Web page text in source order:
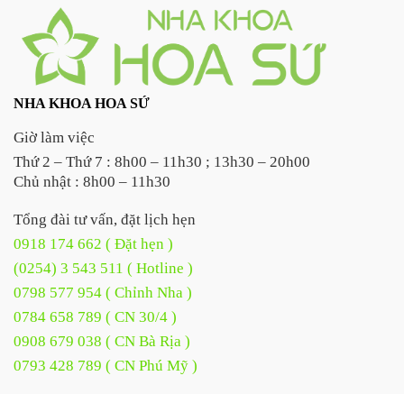
NHA KHOA HOA SỨ
Giờ làm việc
Thứ 2 – Thứ 7 : 8h00 – 11h30 ; 13h30 – 20h00
Chủ nhật : 8h00 – 11h30
Tổng đài tư vấn, đặt lịch hẹn
0918 174 662 ( Đặt hẹn )
(0254) 3 543 511 ( Hotline )
0798 577 954 ( Chỉnh Nha )
0784 658 789 ( CN 30/4 )
0908 679 038 ( CN Bà Rịa )
0793 428 789 ( CN Phú Mỹ )